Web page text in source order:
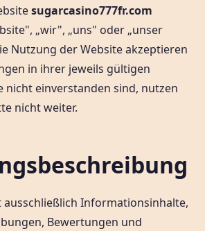
sugarcasino777fr.com
„wir", „uns" oder „unser
Nutzung der Website akzeptieren
in ihrer jeweils gültigen
nicht einverstanden sind, nutzen
nicht weiter.
ausschließlich Informationsinhalte,
Bewertungen und